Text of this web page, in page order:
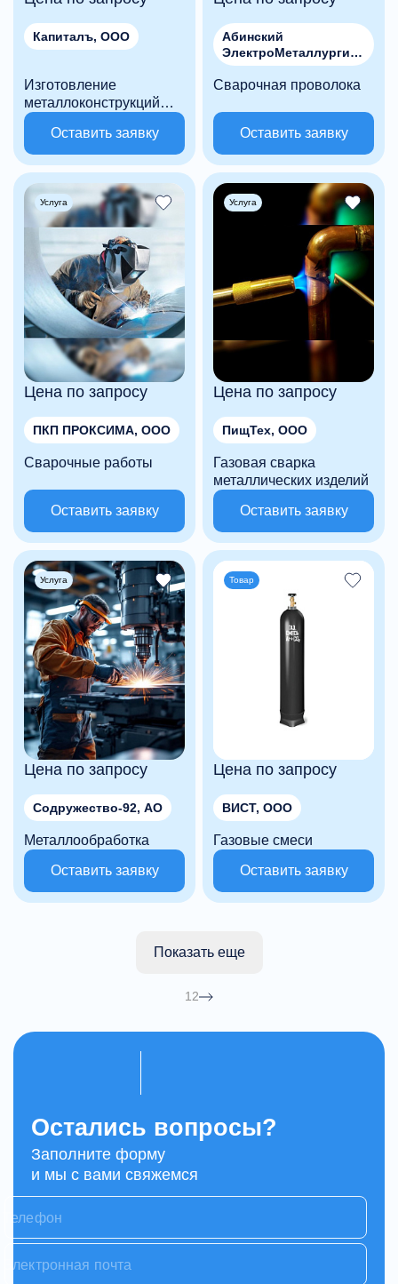
Капиталъ, ООО
Изготовление
металлоконструкций
любой сложности
Оставить заявку
Абинский
ЭлектроМеталлургиче
ский завод, ООО
Сварочная проволока
Оставить заявку
Услуга
Цена по запросу
ПКП ПРОКСИМА, ООО
Сварочные работы
Оставить заявку
Услуга
Цена по запросу
ПищТех, ООО
Газовая сварка
металлических изделий
Оставить заявку
Услуга
Цена по запросу
Содружество-92, АО
Металлообработка
Оставить заявку
Товар
Цена по запросу
ВИСТ, ООО
Газовые смеси
Оставить заявку
Показать еще
1 2
Остались вопросы?
Заполните форму
и мы с вами свяжемся